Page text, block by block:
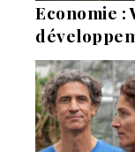
Economie :